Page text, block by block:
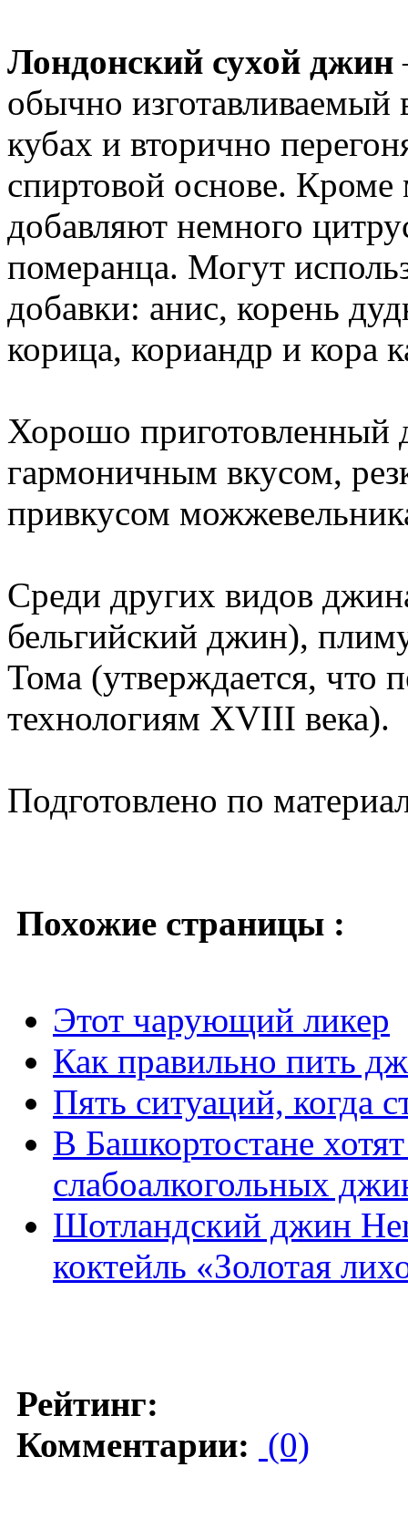
Лондонский сухой джин
обычно изготавливаемый
кубах и вторично
спиртовой основе.
добавляют немного
померанца. Могут
добавки: анис, корень
корица, кориандр и кора
Хорошо приготовленный
гармоничным вкусом,
привкусом
Среди других видов
бельгийский джин),
Тома (утверждается, что
технологиям XVIII века).
Подготовлено по
Похожие страницы :
Этот чарующий ликер
Как правильно пить
Пять ситуаций, когда
В Башкортостане
слабоалкогольных
Шотландский джин
коктейль «Золотая
Рейтинг:
Комментарии: (0)